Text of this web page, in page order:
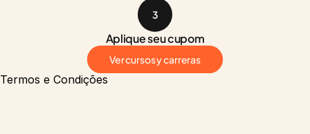
3
Aplique seu cupom
Ver cursos y carreras
Termos e Condições